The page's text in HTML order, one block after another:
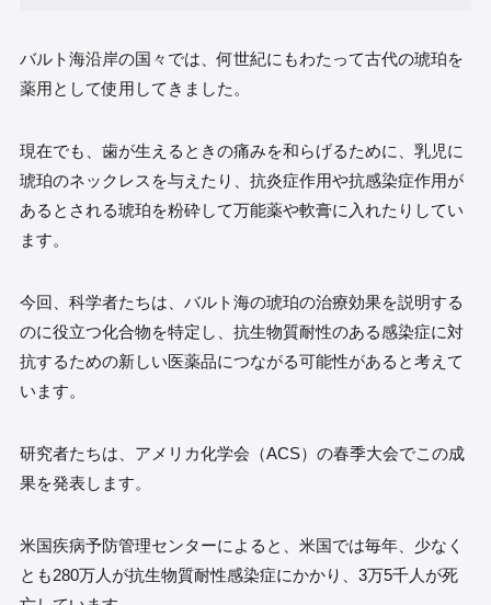
バルト海沿岸の国々では、何世紀にもわたって古代の琥珀を
薬用として使用してきました。
現在でも、歯が生えるときの痛みを和らげるために、乳児に
琥珀のネックレスを与えたり、抗炎症作用や抗感染症作用が
あるとされる琥珀を粉砕して万能薬や軟膏に入れたりしてい
ます。
今回、科学者たちは、バルト海の琥珀の治療効果を説明する
のに役立つ化合物を特定し、抗生物質耐性のある感染症に対
抗するための新しい医薬品につながる可能性があると考えて
います。
研究者たちは、アメリカ化学会（ACS）の春季大会でこの成
果を発表します。
米国疾病予防管理センターによると、米国では毎年、少なく
とも280万人が抗生物質耐性感染症にかかり、3万5千人が死